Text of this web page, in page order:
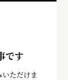
です
ただけま